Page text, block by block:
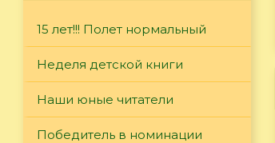
15 лет!!! Полет нормальный
Неделя детской книги
Наши юные читатели
Победитель в номинации